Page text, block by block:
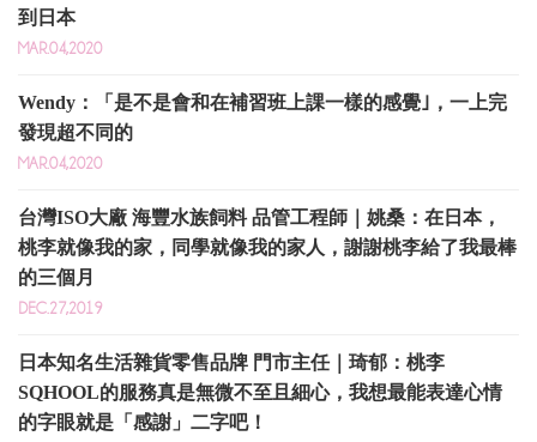
到日本
MAR.04,2020
Wendy：「是不是會和在補習班上課一樣的感覺｣，一上完
發現超不同的
MAR.04,2020
台灣ISO大廠 海豐水族飼料 品管工程師｜姚桑：在日本，
桃李就像我的家，同學就像我的家人，謝謝桃李給了我最棒
的三個月
DEC.27,2019
日本知名生活雜貨零售品牌 門市主任｜琦郁：桃李
SQHOOL的服務真是無微不至且細心，我想最能表達心情
的字眼就是「感謝」二字吧！